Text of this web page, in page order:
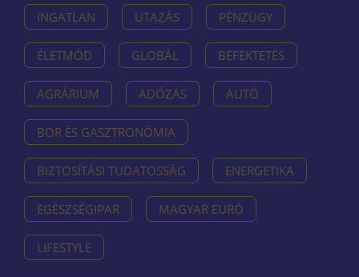
INGATLAN UTAZÁS PÉNZÜGY
ÉLETMÓD GLOBÁL BEFEKTETÉS
AGRÁRIUM ADÓZÁS AUTÓ
BOR ÉS GASZTRONÓMIA
BIZTOSÍTÁSI TUDATOSSÁG ENERGETIKA
EGÉSZSÉGIPAR MAGYAR EURÓ
LIFESTYLE